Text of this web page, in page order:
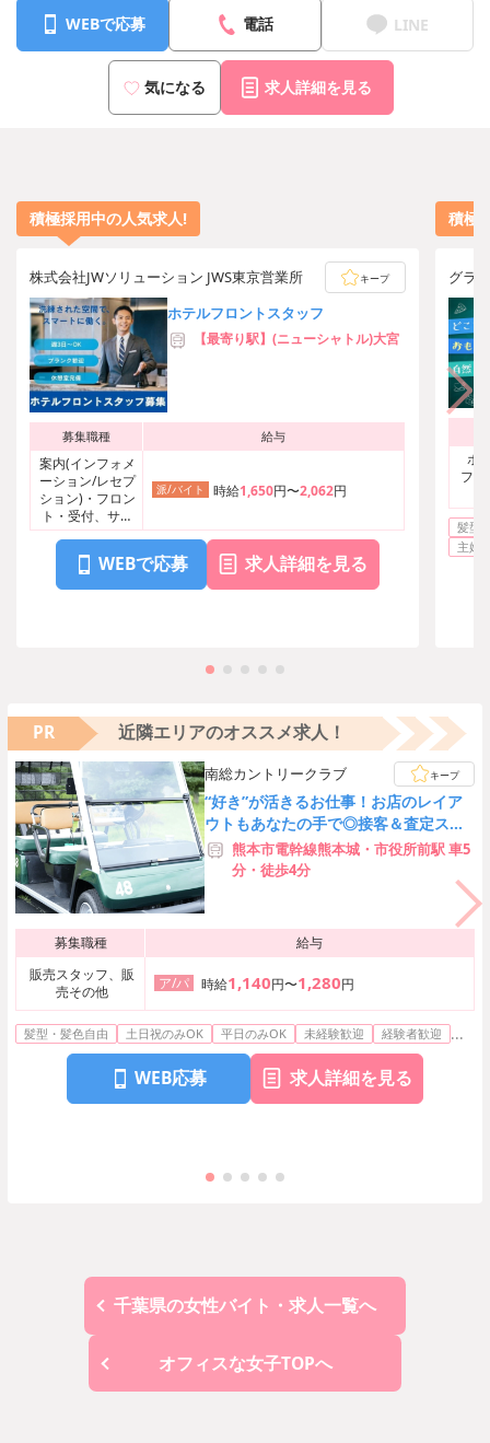
WEBで応募 電話 LINE
気になる 求人詳細を見る
積極採用中の人気求人!
株式会社JWソリューション JWS東京営業所 キープ
ホテルフロントスタッフ
【最寄り駅】(ニューシャトル)大宮
募集職種 給与
案内(インフォメ
ーション/レセプ
ション)・フロン
ト・受付、サー
ビス・レジャ
ー・旅行・娯楽
その他
派/バイト 時給1,650円〜2,062円
WEBで応募 求人詳細を見る
積極
グラ
ホ
フ
髪型
主婦
PR 近隣エリアのオススメ求人！
南総カントリークラブ キープ
“好き”が活きるお仕事！お店のレイア
ウトもあなたの手で◎接客＆査定スキ
ルも身につく♪[22029]
熊本市電幹線熊本城・市役所前駅 車5
分・徒歩4分
募集職種
給与
販売スタッフ、販
売その他
ア/パ 時給1,140円〜1,280円
髪型・髪色自由 土日祝のみOK 平日のみOK 未経験歓迎 経験者歓迎 ...
WEB応募 求人詳細を見る
千葉県の女性バイト・求人一覧へ
オフィスな女子TOPへ